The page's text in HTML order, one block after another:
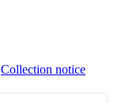
Collection notice